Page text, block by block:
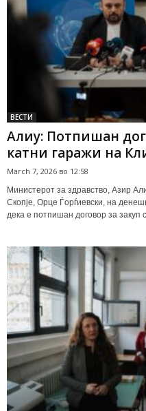
ВЕСТИ
Алиу: Потпишан
катни гаражи на
March 7, 2026 во 12:58
Министерот за здравство, Азир
Скопје, Орце Ѓорѓиевски, на
дека е потпишан договор за закуп